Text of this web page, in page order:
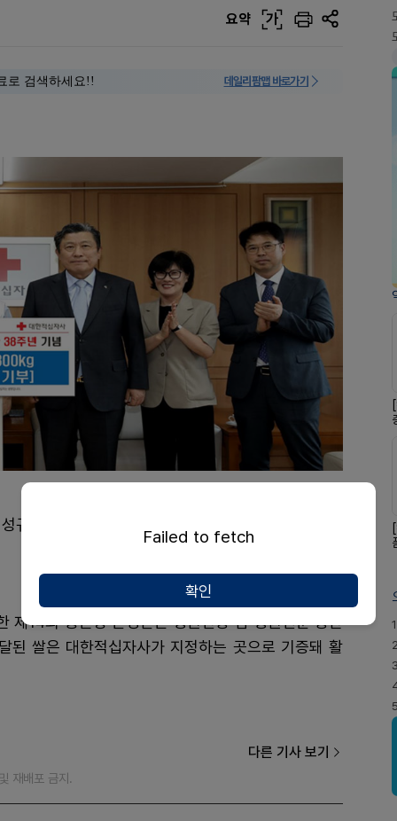
요약 가
로 검색하세요!! 데일리팜맵 바로가기
규)가 대한적십자사(회장 김철수)에 사랑의 쌀 300
제14회 종근당 존경받는 병원인상 겸 병원신문 창간
쌀은 대한적십자사가 지정하는 곳으로 기증돼 활
다른 기사 보기
배포 금지.
1
Failed to fetch
확인